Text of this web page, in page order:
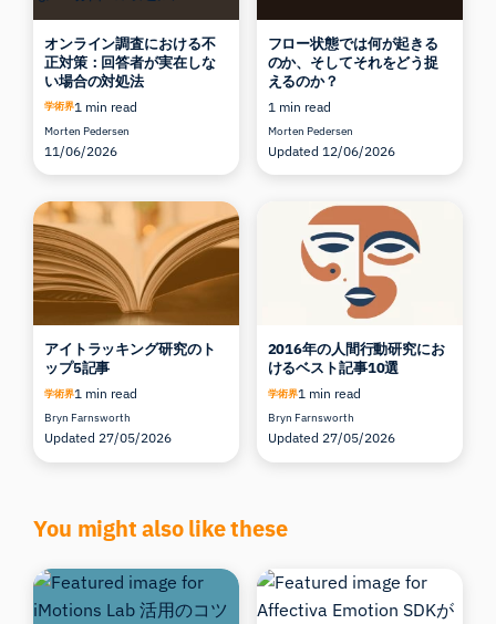
オンライン調査における不
正対策：回答者が実在しな
い場合の対処法
学術界1 min read
Morten Pedersen
11/06/2026
フロー状態では何が起きる
のか、そしてそれをどう捉
えるのか？
1 min read
Morten Pedersen
Updated 12/06/2026
アイトラッキング研究のト
ップ5記事
学術界1 min read
Bryn Farnsworth
Updated 27/05/2026
2016年の人間行動研究にお
けるベスト記事10選
学術界1 min read
Bryn Farnsworth
Updated 27/05/2026
You might also like these